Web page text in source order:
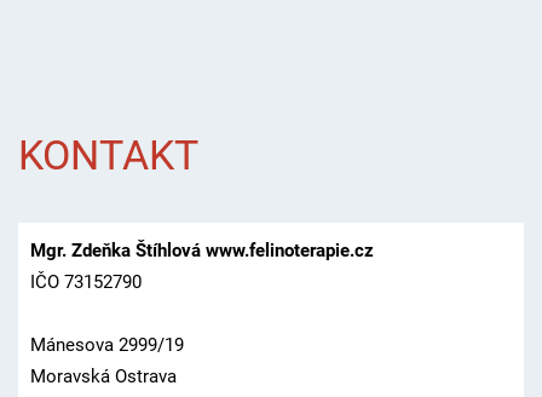
KONTAKT
Mgr. Zdeňka Štíhlová www.felinoterapie.cz
IČO 73152790
Mánesova 2999/19
Moravská Ostrava